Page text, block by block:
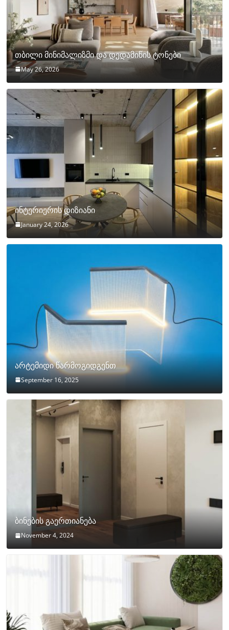
თბილი მინიმალიზმი და დედამიწის ტონები
May 26, 2026
ინტერიერის დიზიანი
January 24, 2026
არტემიდი წარმოგიდგენთ
September 16, 2025
ბინების გაერთიანება
November 4, 2024